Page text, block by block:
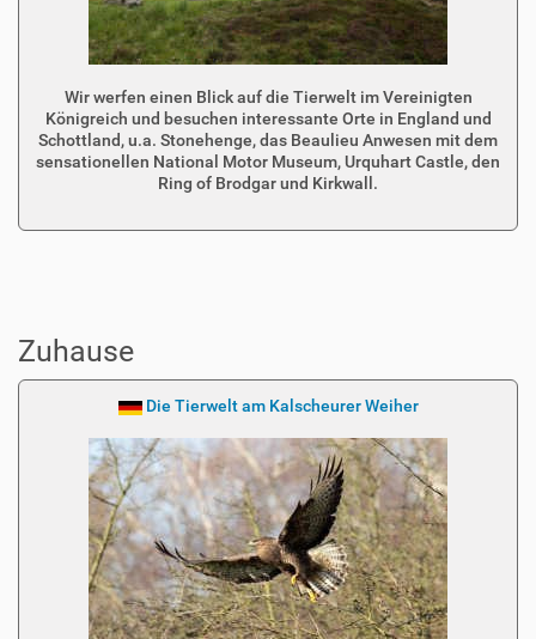
Wir werfen einen Blick auf die Tierwelt im Vereinigten
Königreich und besuchen interessante Orte in England und
Schottland, u.a. Stonehenge, das Beaulieu Anwesen mit dem
sensationellen National Motor Museum, Urquhart Castle, den
Ring of Brodgar und Kirkwall.
Zuhause
Die Tierwelt am Kalscheurer Weiher